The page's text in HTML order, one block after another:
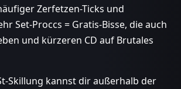
Zerfetzen-Ticks und
Set-Proccs = Gratis-Bisse, die auch
und kürzeren CD auf Brutales
Skillung kannst dir außerhalb der